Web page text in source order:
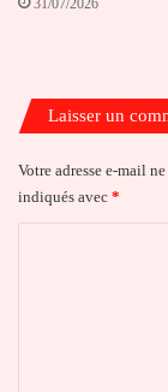
Laisser un
Votre adresse e-mail
indiqués avec *